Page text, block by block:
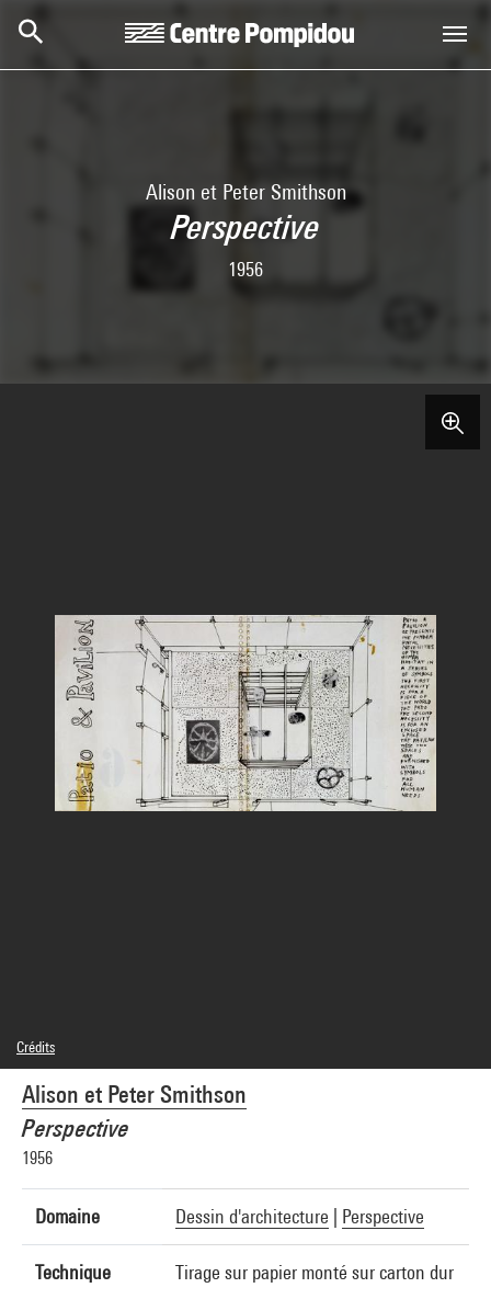
Alison et Peter Smithson
Perspective
1956
Alison et Peter Smithson
Perspective
1956
Domaine Dessin d'architecture Perspective
Technique Tirage sur papier monté sur carton dur
Crédits
© Smithson Family Collection
Crédit photographique : Centre Pompidou, MNAM-CCI/Philippe Migeat/Dist.
GrandPalaisRmn
Réf. image : 4F30976 [2002 CX 3158]
Diffusion image :